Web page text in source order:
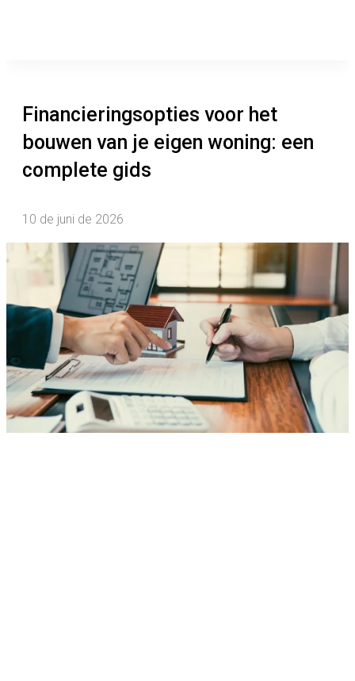
Financieringsopties voor het
bouwen van je eigen woning: een
complete gids
10 de juni de 2026